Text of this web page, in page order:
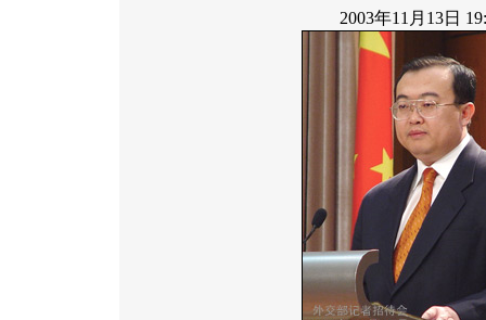
2003年11月13日